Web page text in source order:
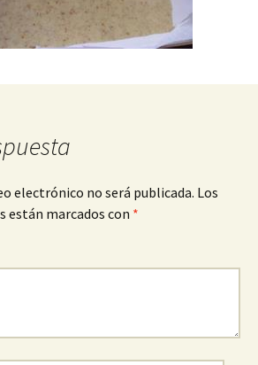
electrónico no será publicada. Los
marcados con *